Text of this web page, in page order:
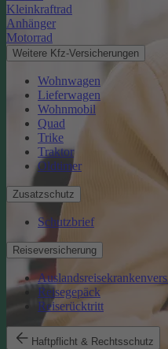
Kleinkraftrad
Anhänger
Motorrad
Weitere Kfz-Versicherungen
Wohnwagen
Lieferwagen
Wohnmobil
Quad
Trike
Traktor
Oldtimer
Zusatzschutz
Schutzbrief
Reiseversicherung
Reisegepäck
Reiserücktritt
Haftpflicht & Rechtsschutz